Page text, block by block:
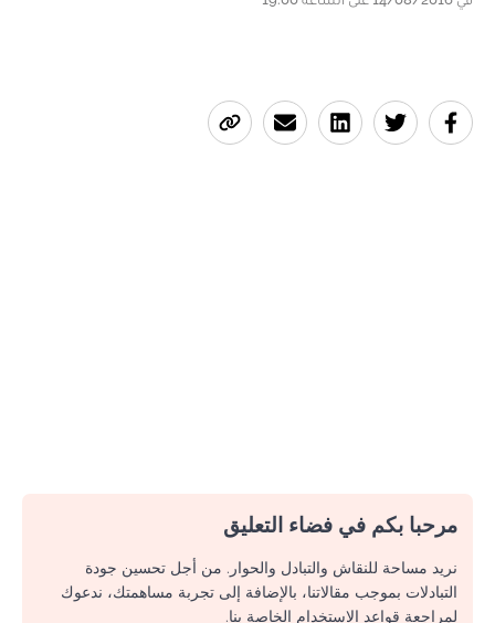
مرحبا بكم في فضاء التعليق
نريد مساحة للنقاش والتبادل والحوار. من أجل تحسين جودة
التبادلات بموجب مقالاتنا، بالإضافة إلى تجربة مساهمتك، ندعوك
لمراجعة قواعد الاستخدام الخاصة بنا.